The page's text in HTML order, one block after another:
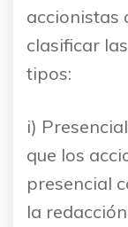
accionistas
clasificar
tipos:
i)
que los
presencial
la